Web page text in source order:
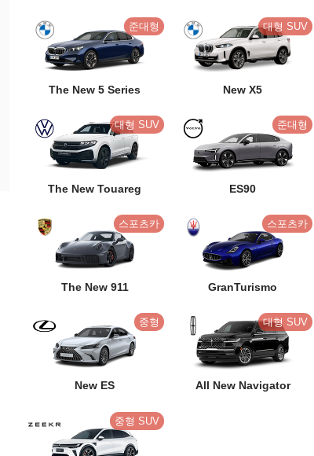
준대형
The New 5 Series
대형 SUV
New X5
대형 SUV
The New Touareg
준대형
ES90
스포츠카
The New 911
스포츠카
GranTurismo
중형
New ES
대형 SUV
All New Navigator
중형 SUV